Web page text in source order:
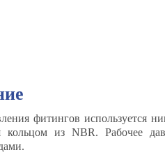
фитингов используется
кольцом из NBR. Рабочее